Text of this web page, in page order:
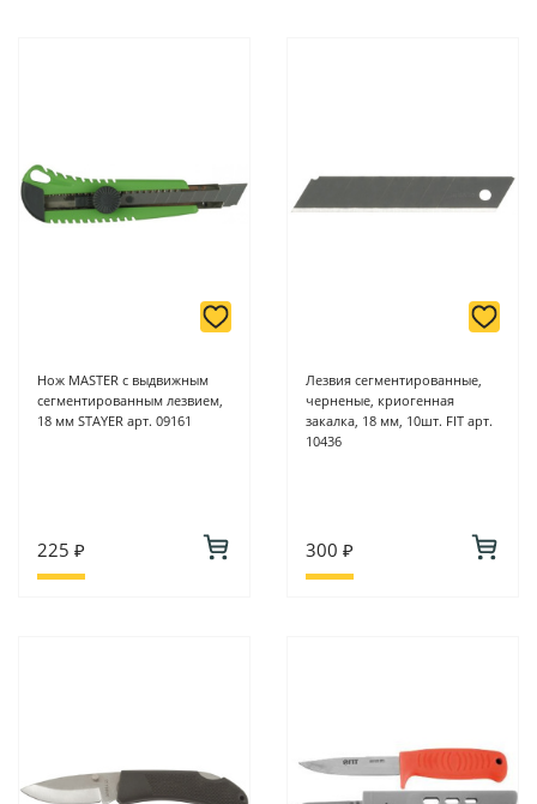
Нож MASTER с выдвижным
сегментированным лезвием,
18 мм STAYER арт. 09161
225 ₽
Лезвия сегментированные,
черненые, криогенная
закалка, 18 мм, 10шт. FIT арт.
10436
300 ₽